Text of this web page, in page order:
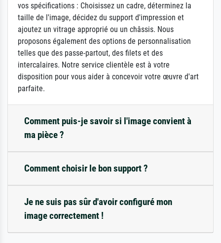
vos spécifications : Choisissez un cadre, déterminez la
taille de l'image, décidez du support d'impression et
ajoutez un vitrage approprié ou un châssis. Nous
proposons également des options de personnalisation
telles que des passe-partout, des filets et des
intercalaires. Notre service clientèle est à votre
disposition pour vous aider à concevoir votre œuvre d'art
parfaite.
Comment puis-je savoir si l'image convient à
ma pièce ?
Comment choisir le bon support ?
Je ne suis pas sûr d'avoir configuré mon
image correctement !